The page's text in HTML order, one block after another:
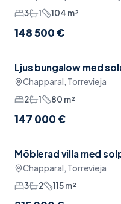
3
1 104 m²
148 500 €
Pool
Ljus bungalow med
Chapparal, Torrevieja
2
1 80 m²
147 000 €
Möblerat
Möblerad villa med
Chapparal, Torrevieja
3
2 115m²